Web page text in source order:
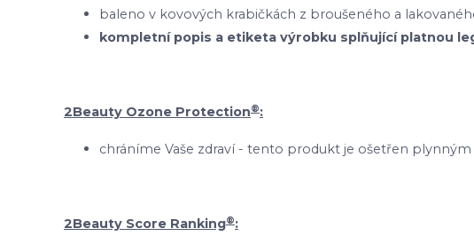
baleno v kovových krabičkách z broušeného a
kompletní popis a etiketa výrobku splňující platnou
2Beauty Ozone Protection®:
chráníme Vaše zdraví - tento produkt je ošetřen
2Beauty Score Ranking®: